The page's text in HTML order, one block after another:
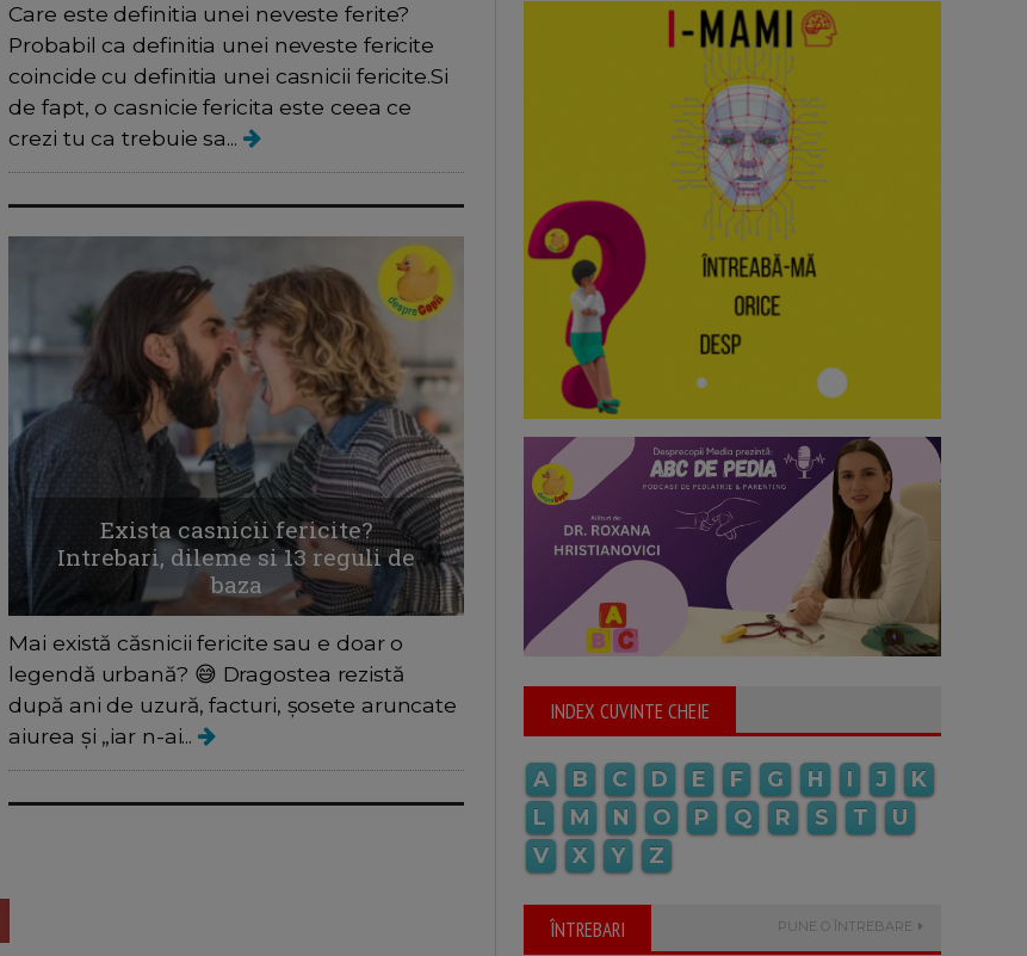
Care este definitia unei neveste ferite?
Probabil ca definitia unei neveste fericite
coincide cu definitia unei casnicii fericite.Si
de fapt, o casnicie fericita este ceea ce
crezi tu ca trebuie sa...
Exista casnicii fericite?
Intrebari, dileme si 13 reguli de
baza
Mai există căsnicii fericite sau e doar o
legendă urbană? 😅 Dragostea rezistă
după ani de uzură, facturi, șosete aruncate
aiurea și „iar n-ai...
INDEX CUVINTE CHEIE
A B C D E F G H I J
K
L
M N O P Q R S T
U
V
X Y Z
ÎNTREBARI PUNE O ÎNTREBARE